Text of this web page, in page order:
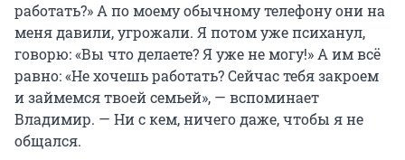
работать?» А по моему обычному телефону они на
меня давили, угрожали. Я потом уже психанул,
говорю: «Вы что делаете? Я уже не могу!» А им всё
равно: «Не хочешь работать? Сейчас тебя закроем
и займемся твоей семьей», — вспоминает
Владимир. — Ни с кем, ничего даже, чтобы я не
общался.